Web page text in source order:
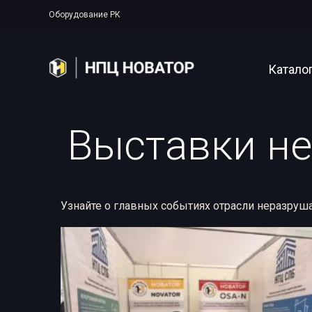
Оборудование РК
Выставки
Узнайте о главных событиях отрасли